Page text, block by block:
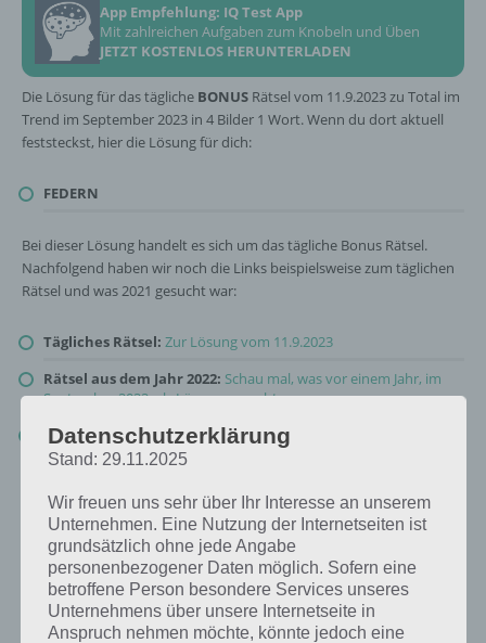
App Empfehlung: IQ Test App
Mit zahlreichen Aufgaben zum Knobeln und Üben
JETZT KOSTENLOS HERUNTERLADEN
Die Lösung für das tägliche BONUS Rätsel vom 11.9.2023 zu Total im
Trend im September 2023 in 4 Bilder 1 Wort. Wenn du dort aktuell
feststeckst, hier die Lösung für dich:
FEDERN
Bei dieser Lösung handelt es sich um das tägliche Bonus Rätsel.
Nachfolgend haben wir noch die Links beispielsweise zum täglichen
Rätsel und was 2021 gesucht war:
Tägliches Rätsel: Zur Lösung vom 11.9.2023
Rätsel aus dem Jahr 2022: Schau mal, was vor einem Jahr, im
September 2022, als Lösung gesucht war
Zur Übersicht :4 Bilder 1 Wort Lösungen zu Total im Trend im
September 2023 !
Datenschutzerklärung
Stand: 29.11.2025
Wir freuen uns sehr über Ihr Interesse an unserem
Unternehmen. Eine Nutzung der Internetseiten ist
grundsätzlich ohne jede Angabe
personenbezogener Daten möglich. Sofern eine
betroffene Person besondere Services unseres
Unternehmens über unsere Internetseite in
Anspruch nehmen möchte, könnte jedoch eine